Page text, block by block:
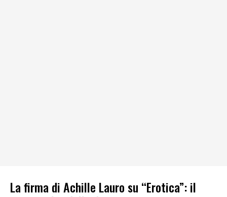
La firma di Achille Lauro su “Erotica”: il